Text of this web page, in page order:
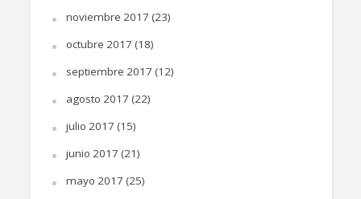
noviembre 2017 (23)
octubre 2017 (18)
septiembre 2017 (12)
agosto 2017 (22)
julio 2017 (15)
junio 2017 (21)
mayo 2017 (25)